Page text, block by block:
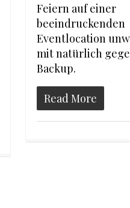
Feiern auf einer
beeindruckenden
Eventlocation
mit natürlich
Backup.
Read More